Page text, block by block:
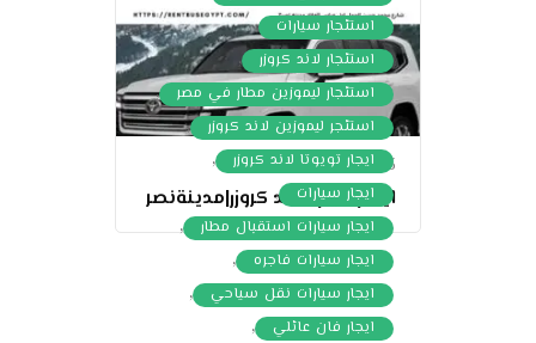
استئجار سيارات ,
استئجار لاند كروزر ,
استئجار ليموزين مطار في مصر ,
استئجر ليموزين لاند كروزر ,
ايجار تويوتا لاند كروزر ,
ايجار سيارات ,
ايجار سيارات استقبال مطار ,
ايجار سيارات فاجره ,
ايجار سيارات نقل سياحي ,
ايجار فان عائلي ,
05/09/2023
ايجارسياره لاند كروزر|مدينةنصر